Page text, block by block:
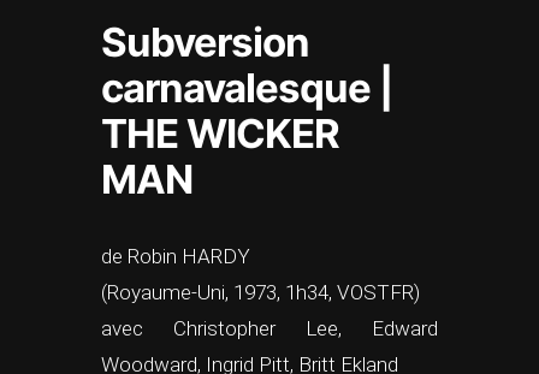
Subversion
carnavalesque |
THE WICKER
MAN
de Robin HARDY
(Royaume-Uni, 1973, 1h34, VOSTFR)
avec Christopher Lee, Edward
Woodward, Ingrid Pitt, Britt Ekland